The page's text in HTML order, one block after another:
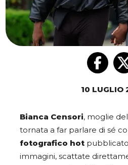
10 LUGLIO
Bianca Censori, moglie
tornata a far parlare di sé
fotografico hot pubblicato
immagini, scattate